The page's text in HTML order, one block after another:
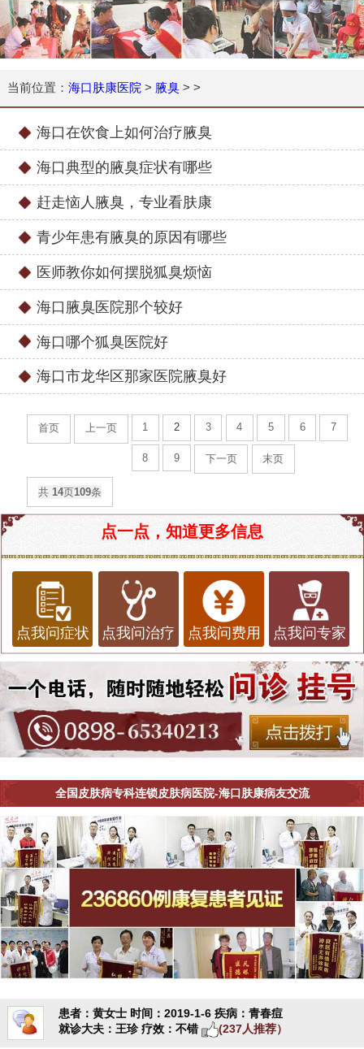
当前位置： 海口肤康医院 > 腋臭> >
海口在饮食上如何治疗腋臭
海口典型的腋臭症状有哪些
赶走恼人腋臭，专业看肤康
青少年患有腋臭的原因有哪些
医师教你如何摆脱狐臭烦恼
海口腋臭医院那个较好
海口哪个狐臭医院好
海口市龙华区那家医院腋臭好
首页 上一页 1 2 3 4 5 6 7
8 9 下一页 末页
共 14页109条
点一点，知道更多信息
点我问症状 点我问治疗 点我问费用 点我问专家
全国皮肤病专科连锁皮肤病医院-海口肤康病友交流
患者：黄女士 时间：2019-1-6 疾病：青春痘
就诊大夫：王珍 疗效：不错 (237人推荐）